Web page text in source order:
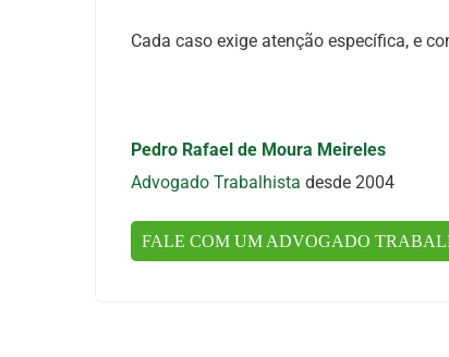
Cada caso exige atenção específica, e
Pedro Rafael de Moura Meireles
Advogado Trabalhista desde 2004
FALE COM UM ADVOGADO